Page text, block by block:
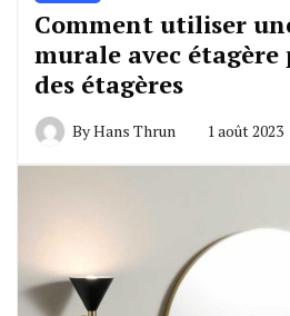
Comment utiliser
murale avec
des étagères
ByHans Thrun 1 août 2023